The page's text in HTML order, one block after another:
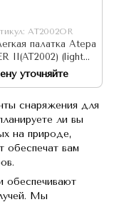
AT2002OR
палатка Atepa
II(AT2002) (light
orange)
уточняйте
снаряжения для
ли вы
на природе,
обеспечат вам
обеспечивают
Мы